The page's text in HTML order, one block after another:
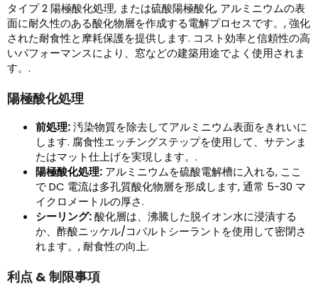
タイプ 2 陽極酸化処理, または硫酸陽極酸化, アルミニウムの表
面に耐久性のある酸化物層を作成する電解プロセスです。, 強化
された耐食性と摩耗保護を提供します. コスト効率と信頼性の高
いパフォーマンスにより、窓などの建築用途でよく使用されま
す。.
陽極酸化処理
前処理:汚染物質を除去してアルミニウム表面をきれいに
します. 腐食性エッチングステップを使用して、サテンま
たはマット仕上げを実現します。.
陽極酸化処理: アルミニウムを硫酸電解槽に入れる, ここ
で DC 電流は多孔質酸化物層を形成します, 通常 5-30 マ
イクロメートルの厚さ.
シーリング:酸化層は、沸騰した脱イオン水に浸漬する
か、酢酸ニッケル/コバルトシーラントを使用して密閉さ
れます。, 耐食性の向上.
利点 & 制限事項